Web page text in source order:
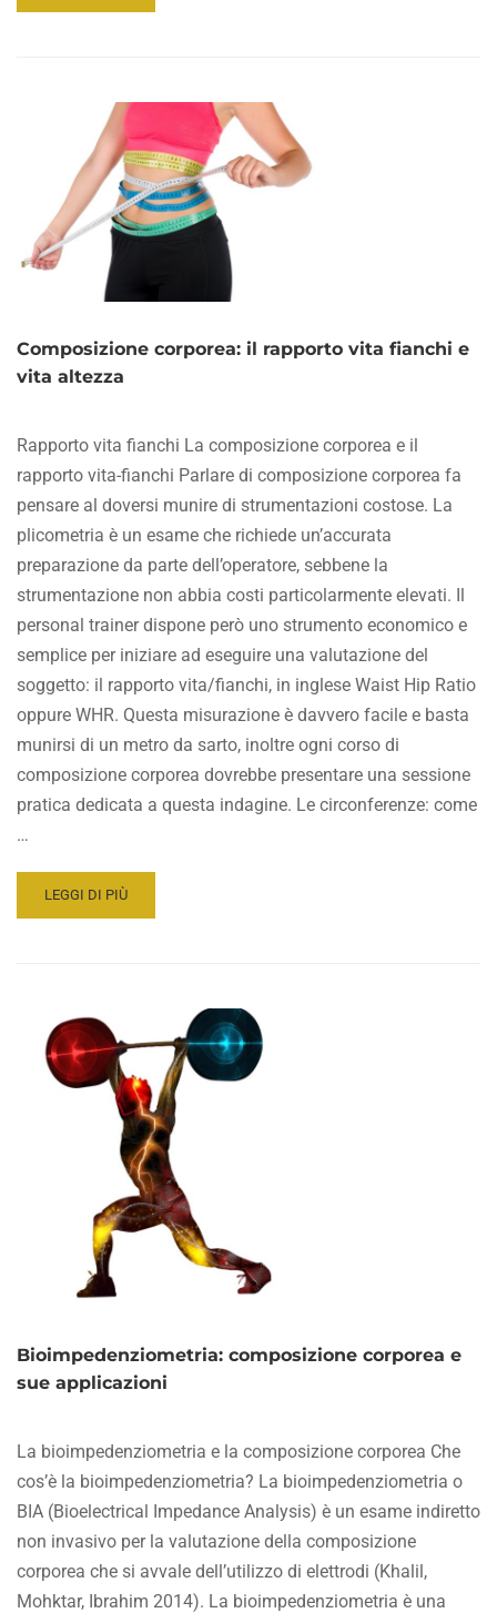
MORE
FINZIONE?
Composizione corporea: il rapporto vita fianchi e
vita altezza
Rapporto vita fianchi La composizione corporea e il
rapporto vita-fianchi Parlare di composizione corporea fa
pensare al doversi munire di strumentazioni costose. La
plicometria è un esame che richiede un’accurata
preparazione da parte dell’operatore, sebbene la
strumentazione non abbia costi particolarmente elevati. Il
personal trainer dispone però uno strumento economico e
semplice per iniziare ad eseguire una valutazione del
soggetto: il rapporto vita/fianchi, in inglese Waist Hip Ratio
oppure WHR. Questa misurazione è davvero facile e basta
munirsi di un metro da sarto, inoltre ogni corso di
composizione corporea dovrebbe presentare una sessione
pratica dedicata a questa indagine. Le circonferenze: come
…
READ
MORE
RAPPORTO
VITA
FIANCHI
LEGGI DI PIÙ
Bioimpedenziometria: composizione corporea e
sue applicazioni
La bioimpedenziometria e la composizione corporea Che
cos’è la bioimpedenziometria? La bioimpedenziometria o
BIA (Bioelectrical Impedance Analysis) è un esame indiretto
non invasivo per la valutazione della composizione
corporea che si avvale dell’utilizzo di elettrodi (Khalil,
Mohktar, Ibrahim 2014). La bioimpedenziometria è una